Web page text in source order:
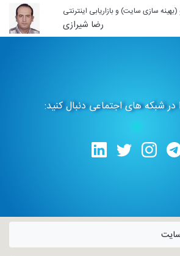
سازی سایت) و بازاریابی اینترنتی
رضا شیرازی
شبکه های اجتماعی دنبال کنید: